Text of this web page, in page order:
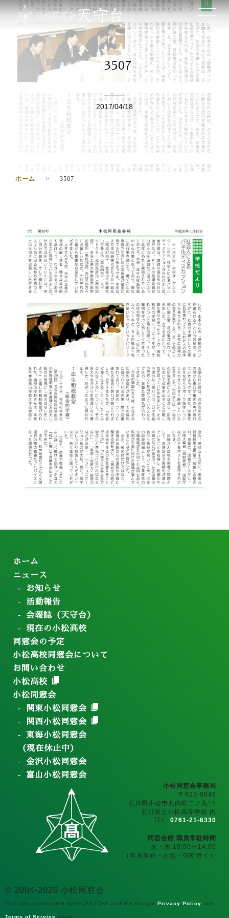
3507
2017/04/18
ホーム 3507
ホーム
ニュース
お知らせ
活動報告
会報誌（天守台）
現在の小松高校
同窓会の予定
小松高校同窓会について
お問い合わせ
小松高校
小松同窓会
関東小松同窓会
関西小松同窓会
東海小松同窓会
（現在休止中）
金沢小松同窓会
富山小松同窓会
小松同窓会事務局
〒923-8646
石川県小松市丸内町二ノ丸15
石川県立小松高等学校 内
TEL: 0761-21-6330
同窓会館 職員常駐時間
火・木 10:00〜14:00
（年末年始・お盆・GW 除く）
© 2004-2026 小松同窓会
This site is protected by reCAPTCHA and the Google Privacy Policy and
Terms of Service apply.